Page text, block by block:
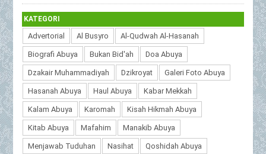
MuhibbinAbuya.Com - Kekaromahan Abuya As S...
KATEGORI
Advertorial Al Busyro Al-Qudwah Al-Hasanah
Biografi Abuya Bukan Bid'ah Doa Abuya
Dzakair Muhammadiyah Dzikroyat Galeri Foto Abuya
Hasanah Abuya Haul Abuya Kabar Mekkah
Kalam Abuya Karomah Kisah Hikmah Abuya
Kitab Abuya Mafahim Manakib Abuya
Menjawab Tuduhan Nasihat Qoshidah Abuya